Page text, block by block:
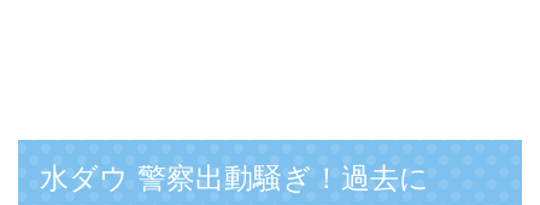
水ダウ 警察出動騒ぎ！過去に